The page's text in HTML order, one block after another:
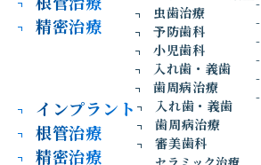
精密治療
虫歯治療
予防歯科
小児歯科
入れ歯・義歯
歯周病治療
インプラント
根管治療
精密治療
入れ歯・義歯
歯周病治療
審美歯科
Type
入れ歯の種類
01/部分入れ歯